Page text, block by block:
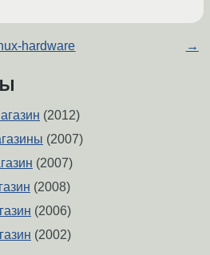
hardware →
(2012)
(2007)
(2007)
(2008)
(2006)
(2002)